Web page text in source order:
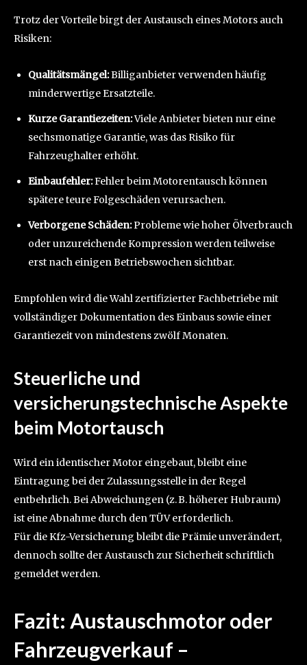
Trotz der Vorteile birgt der Austausch eines Motors auch
Risiken:
Qualitätsmängel:Billiganbieter verwenden häufig
minderwertige Ersatzteile.
Kurze Garantiezeiten:Viele Anbieter bieten nur eine
sechsmonatige Garantie, was das Risiko für
Fahrzeughalter erhöht.
Einbaufehler:Fehler beim Motorentausch können
spätere teure Folgeschäden verursachen.
Verborgene Schäden:Probleme wie hoher Ölverbrauch
oder unzureichende Kompression werden teilweise
erst nach einigen Betriebswochen sichtbar.
Empfohlen wird die Wahl zertifizierter Fachbetriebe mit
vollständiger Dokumentation des Einbaus sowie einer
Garantiezeit von mindestens zwölf Monaten.
Steuerliche und
versicherungstechnische Aspekte
beim Motortausch
Wird ein identischer Motor eingebaut, bleibt eine
Eintragung bei der Zulassungsstelle in der Regel
entbehrlich. Bei Abweichungen (z. B. höherer Hubraum)
ist eine Abnahme durch den TÜV erforderlich.
Für die Kfz-Versicherung bleibt die Prämie unverändert,
dennoch sollte der Austausch zur Sicherheit schriftlich
gemeldet werden.
Fazit: Austauschmotor oder
Fahrzeugverkauf –